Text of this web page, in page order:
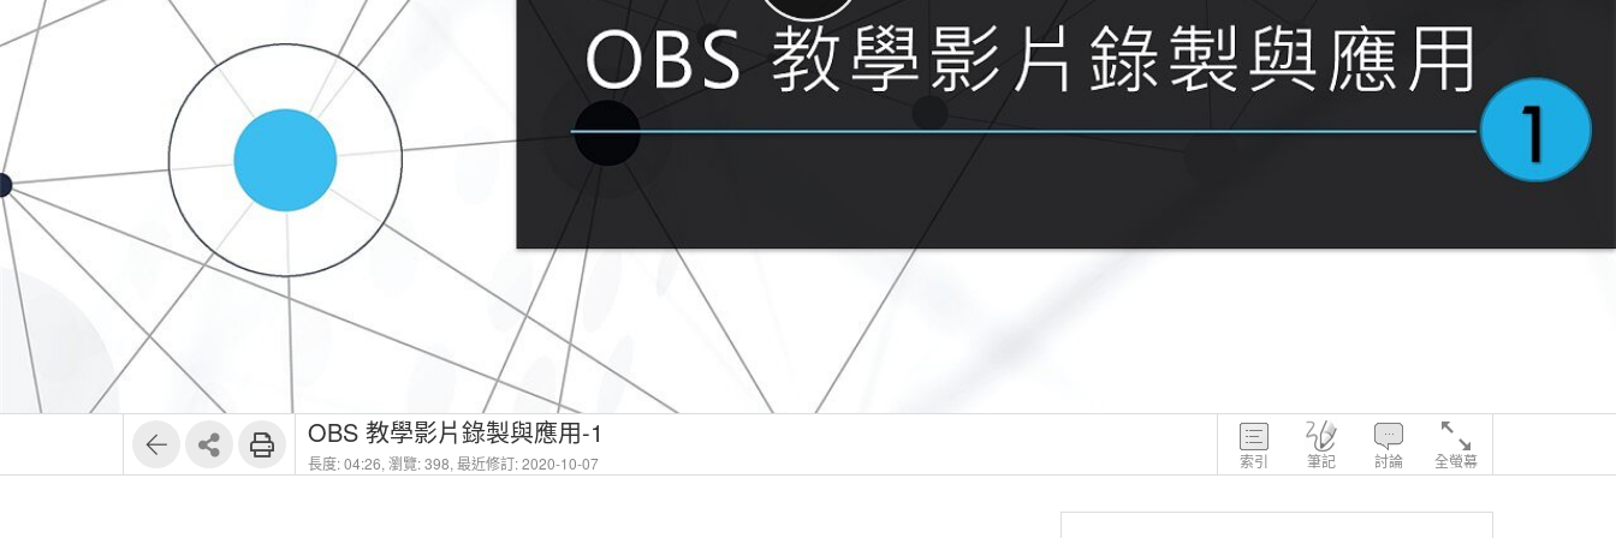
索引 筆記 討論 全螢幕
OBS 教學影片錄製與應用-1
長度: 04:26, 瀏覽: 398, 最近修訂: 2020-10-07